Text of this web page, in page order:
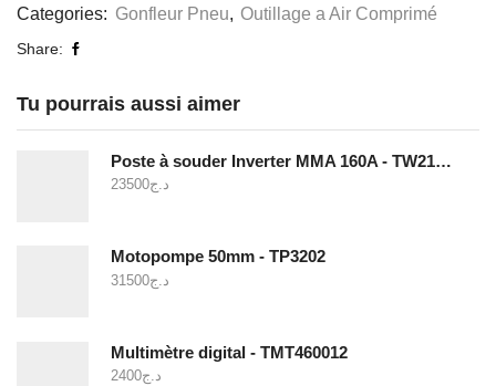
Categories: Gonfleur Pneu, Outillage a Air Comprimé
Share:
Tu pourrais aussi aimer
Poste à souder Inverter MMA 160A - TW21605
د.ج23500
Motopompe 50mm - TP3202
د.ج31500
Multimètre digital - TMT460012
د.ج2400